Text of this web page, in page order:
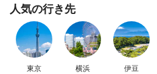
人気の行き先
東京 横浜 伊豆